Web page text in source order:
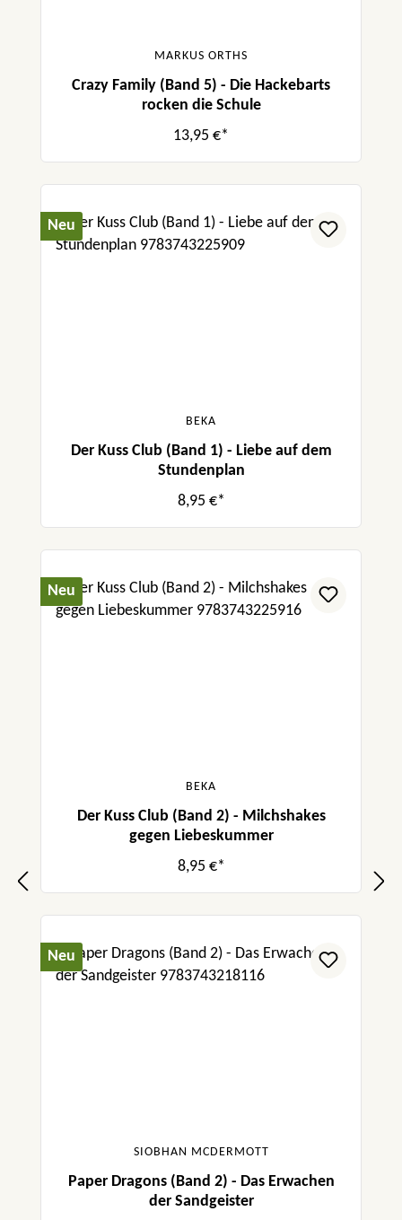
MARKUS ORTHS
Crazy Family (Band 5) - Die Hackebarts
rocken die Schule
13,95 €*
Neu
BEKA
Der Kuss Club (Band 1) - Liebe auf dem
Stundenplan
8,95 €*
Neu
BEKA
Der Kuss Club (Band 2) - Milchshakes
gegen Liebeskummer
8,95 €*
Neu
SIOBHAN MCDERMOTT
Paper Dragons (Band 2) - Das Erwachen
der Sandgeister